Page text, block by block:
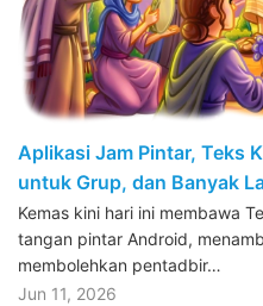
Aplikasi Jam Pintar, Teks
untuk Grup, dan Banyak
Kemas kini hari ini membawa
tangan pintar Android,
membolehkan pentadbir…
Jun 11, 2026